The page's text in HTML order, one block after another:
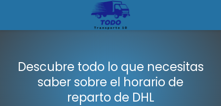
Descubre todo lo que necesitas
saber sobre el horario de
reparto de DHL